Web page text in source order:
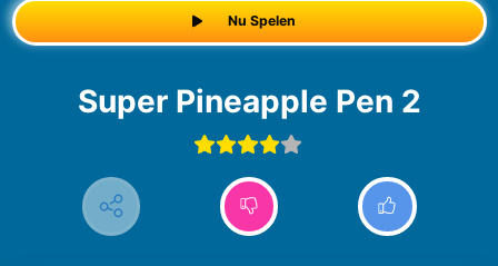
Nu Spelen
Super Pineapple Pen 2